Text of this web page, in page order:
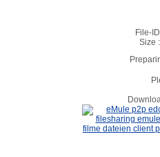
File-
Size :